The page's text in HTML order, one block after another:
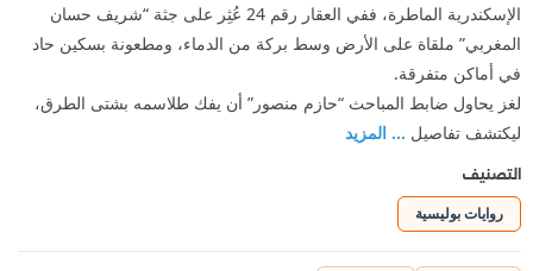
الإسكندرية الماطرة، ففي العقار رقم 24 عُثِر على جثة “شريف حسان
المغربي” ملقاة على الأرض وسط بركة من الدماء، ومطعونة بسكين حاد
في أماكن متفرقة.
لغز يحاول ضابط المباحث “حازم منصور” أن يفك طلاسمه بشتى الطرق،
ليكتشف تفاصيل ... المزيد
التصنيف
روايات بوليسية